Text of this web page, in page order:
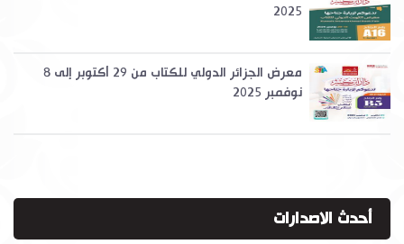
2025
معرض الجزائر الدولي للكتاب من 29 أكتوبر إلى 8
نوفمبر 2025
أحدث الاصدارات